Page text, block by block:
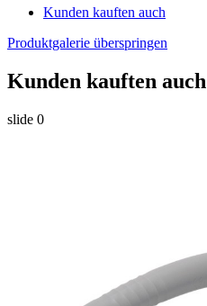
Kunden kauften auch
Produktgalerie überspringen
Kunden kauften auch
slide 0